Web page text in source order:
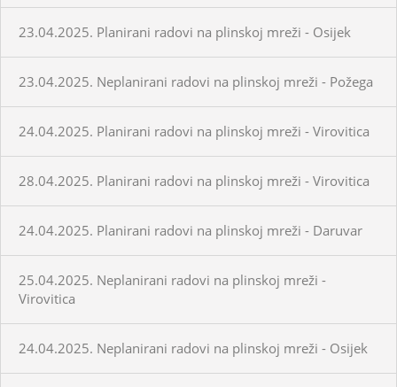
23.04.2025. Planirani radovi na plinskoj mreži - Osijek
23.04.2025. Neplanirani radovi na plinskoj mreži - Požega
24.04.2025. Planirani radovi na plinskoj mreži - Virovitica
28.04.2025. Planirani radovi na plinskoj mreži - Virovitica
24.04.2025. Planirani radovi na plinskoj mreži - Daruvar
25.04.2025. Neplanirani radovi na plinskoj mreži -
Virovitica
24.04.2025. Neplanirani radovi na plinskoj mreži - Osijek